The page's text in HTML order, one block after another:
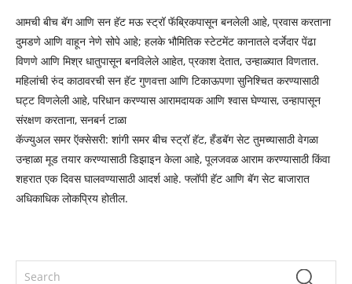
आमची बीच बॅग आणि सन हॅट मऊ स्ट्रॉ फॅब्रिकपासून बनलेली आहे, प्रवास करताना
दुमडणे आणि वाहून नेणे सोपे आहे; हलके भौमितिक स्टेटमेंट कानातले दर्जेदार पेंढा
विणणे आणि मिश्र धातुपासून बनविलेले आहेत, प्रकाश देतात, उन्हाळ्यात विणतात.
महिलांची रुंद काठावरची सन हॅट गुणवत्ता आणि टिकाऊपणा सुनिश्चित करण्यासाठी
घट्ट विणलेली आहे, परिधान करण्यास आरामदायक आणि श्वास घेण्यास, उन्हापासून
संरक्षण करताना, सनबर्न टाळा
कॅज्युअल समर ऍक्सेसरी: शांगी समर बीच स्ट्रॉ हॅट, हँडबॅग सेट तुमच्यासाठी वेगळा
उन्हाळा मूड तयार करण्यासाठी डिझाइन केला आहे, पूलजवळ आराम करण्यासाठी किंवा
शहरात एक दिवस घालवण्यासाठी आदर्श आहे. फ्लॉपी हॅट आणि बॅग सेट बाजारात
अधिकाधिक लोकप्रिय होतील.